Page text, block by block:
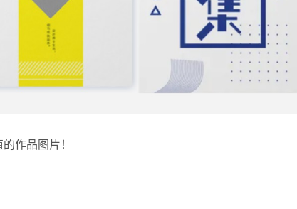
作品图片！